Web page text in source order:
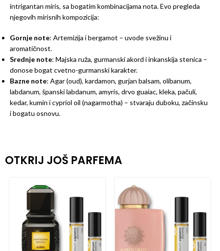
intrigantan miris, sa bogatim kombinacijama nota. Evo pregleda
njegovih mirisnih kompozicija:
Gornje note: Artemizija i bergamot – uvode svežinu i
aromatičnost.
Srednje note: Majska ruža, gurmanski akord i inkanskija stenica –
donose bogat cvetno-gurmanski karakter.
Bazne note: Agar (oud), kardamon, gurjan balsam, olibanum,
labdanum, španski labdanum, amyris, drvo guaiac, kleka, pačuli,
kedar, kumin i cypriol oil (nagarmotha) – stvaraju duboku, začinsku
i bogatu osnovu.
OTKRIJ JOŠ PARFEMA